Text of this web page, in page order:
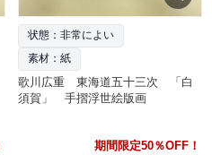
状態：非常によい
素材：紙
歌川広重 東海道五十三次 「白
須賀」 手摺浮世絵版画
期間限定50％OFF！